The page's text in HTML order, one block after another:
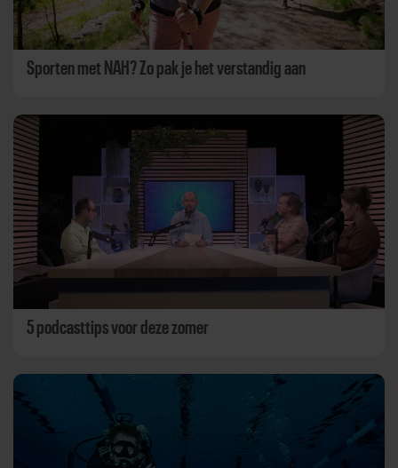
Sporten met NAH? Zo pak je het verstandig aan
5 podcasttips voor deze zomer